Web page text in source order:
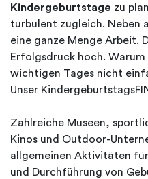
Kindergeburtstage zu
turbulent zugleich. Neben
eine ganze Menge Arbeit.
Erfolgsdruck hoch.
wichtigen Tages nicht
Unser
Zahlreiche Museen,
Kinos und Outdoor-
allgemeinen Aktivitäten
und Durchführung von